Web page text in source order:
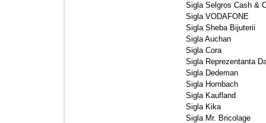
Sigla Selgros Cash &
Sigla VODAFONE
Sigla Sheba Bijuterii
Sigla Auchan
Sigla Cora
Sigla Reprezentanta
Sigla Dedeman
Sigla Hornbach
Sigla Kaufland
Sigla Kika
Sigla Mr. Bricolage